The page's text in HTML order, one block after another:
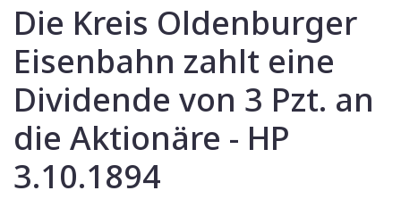
Die Kreis Oldenburger
Eisenbahn zahlt eine
Dividende von 3 Pzt. an
die Aktionäre - HP
3.10.1894